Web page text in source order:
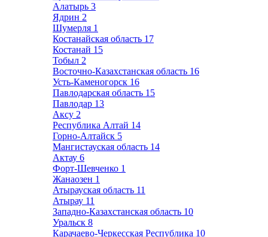
Алатырь 3
Ядрин 2
Шумерля 1
Костанайская область 17
Костанай 15
Тобыл 2
Восточно-Казахстанская область 16
Усть-Каменогорск 16
Павлодарская область 15
Павлодар 13
Аксу 2
Республика Алтай 14
Горно-Алтайск 5
Мангистауская область 14
Актау 6
Форт-Шевченко 1
Жанаозен 1
Атырауская область 11
Атырау 11
Западно-Казахстанская область 10
Уральск 8
Карачаево-Черкесская Республика 10